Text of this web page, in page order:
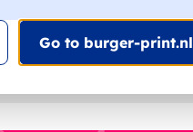
Go to burger-print.nl
quantitàAssistenza clienti